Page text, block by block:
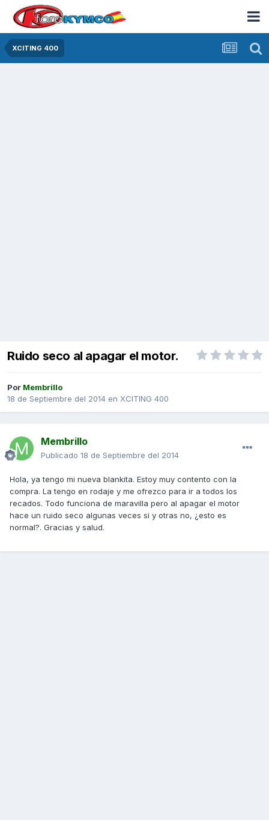
XCITING 400
Ruido seco al apagar el motor.
Por Membrillo
18 de Septiembre del 2014 en XCITING 400
Membrillo
Publicado 18 de Septiembre del 2014
Hola, ya tengo mi nueva blankita. Estoy muy contento con la
compra. La tengo en rodaje y me ofrezco para ir a todos los
recados. Todo funciona de maravilla pero al apagar el motor
hace un ruido seco algunas veces si y otras no, ¿esto es
normal?. Gracias y salud.